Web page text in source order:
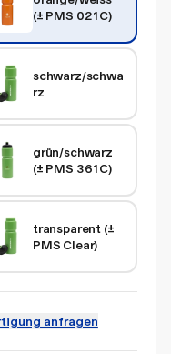
(± PMS 021C)
schwarz/schwa
rz
grün/schwarz
(± PMS 361C)
transparent (±
PMS Clear)
anfragen